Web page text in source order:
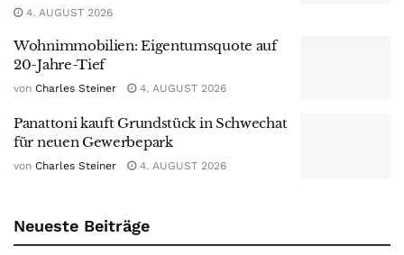
4. AUGUST 2026
Wohnimmobilien: Eigentumsquote auf
20-Jahre-Tief
von Charles Steiner 4. AUGUST 2026
Panattoni kauft Grundstück in Schwechat
für neuen Gewerbepark
von Charles Steiner 4. AUGUST 2026
Neueste Beiträge